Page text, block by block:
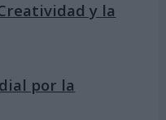
y la
por la